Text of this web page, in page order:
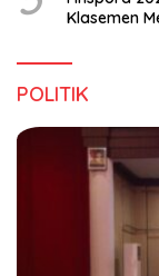
Klasemen
POLITIK